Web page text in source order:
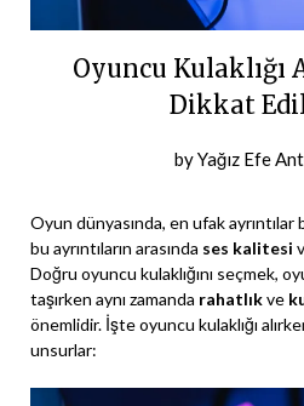
Oyuncu Kulaklığı
Dikkat
Posted
10
Haziran
2024
byYağız Efe
Oyun dünyasında, en ufak
bu ayrıntıların arasında ses kalitesi
Doğru oyuncu kulaklığını seçmek,
taşırken aynı zamanda rahatlıkve
önemlidir. İşte oyuncu kulaklığı
unsurlar: